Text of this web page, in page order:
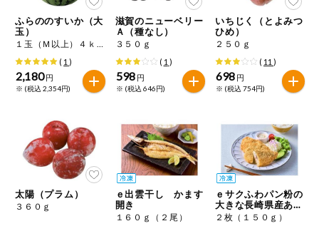
商品のリクエスト
アプリのダウンロード
PC版サイトを表示
テキスト注文サイトを表示
お問い合わせ
住居・生活用
品
コスメ＆ボデ
ィケア
衣料品
特定原材料に準ずるものは、お取引先から情報提供のあった
範囲でのお知らせです。
ふらののすいか（大
玉）
１玉（Ｍ以上）４ｋｇ
( 1 )
2,180 円
※ (税込 2,354円)
滋賀のニューベリー
Ａ（種なし）
３５０ｇ
( 1 )
598 円
※ (税込 646円)
いちじく（とよみつ
ひめ）
２５０ｇ
( 11 )
698 円
※ (税込 754円)
太陽（プラム）
３６０ｇ
ｅ出雲干し かます
開き
１６０ｇ（２尾）
ｅサクふわパン粉の
大きな長崎県産あじ
フライ
２枚（１５０ｇ）